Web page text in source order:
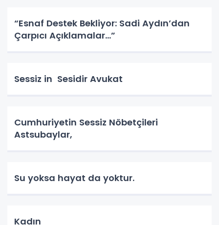
“Esnaf Destek Bekliyor: Sadi Aydın’dan
Çarpıcı Açıklamalar…”
Sessiz in Sesidir Avukat
Cumhuriyetin Sessiz Nöbetçileri
Astsubaylar,
Su yoksa hayat da yoktur.
Kadın